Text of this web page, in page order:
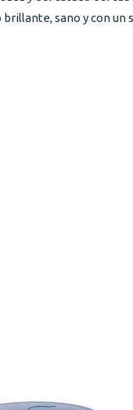
sano y con un